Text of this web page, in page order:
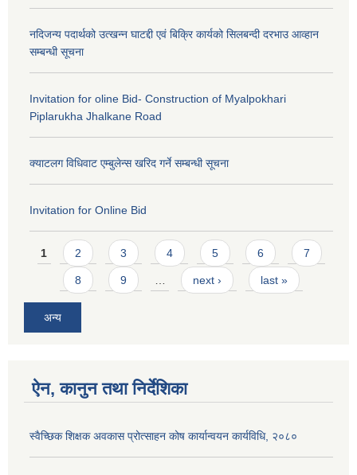
नदिजन्य पदार्थको उत्खन्न घाटद्दी एवं बिक्रि कार्यको सिलबन्दी दरभाउ आव्हान
सम्बन्धी सूचना
Invitation for oline Bid- Construction of Myalpokhari
Piplarukha Jhalkane Road
क्याटलग विधिवाट एम्बुलेन्स खरिद गर्ने सम्बन्धी सूचना
Invitation for Online Bid
Pages
1 2 3 4 5 6 7
8 9 … next › last »
अन्य
ऐन, कानुन तथा निर्देशिका
स्वैच्छिक शिक्षक अवकास प्रोत्साहन कोष कार्यान्वयन कार्यविधि, २०८०